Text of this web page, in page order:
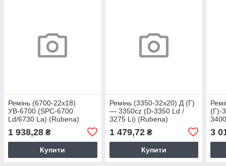
Ремінь (6700-22х18)
УВ-6700 (SPC-6700
Ld/6730 La) (Rubena)
1 938,28 ₴
Купити
Ремінь (3350-32х20) Д (Г)
— 3350cz (D-3350 Ld /
3275 Li) (Rubena)
1 479,72₴
Купити
(Г)-
3